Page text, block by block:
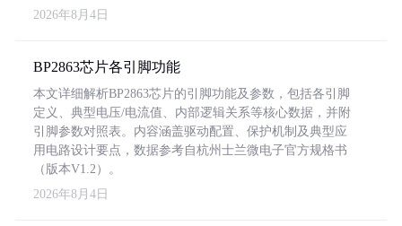
2026年8月4日
BP2863芯片各引脚功能
本文详细解析BP2863芯片的引脚功能及参数，包括各引脚
定义、典型电压/电流值、内部逻辑关系等核心数据，并附
引脚参数对照表。内容涵盖驱动配置、保护机制及典型应
用电路设计要点，数据参考自杭州士兰微电子官方规格书
（版本V1.2）。
2026年8月4日